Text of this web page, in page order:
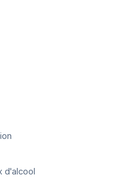
d'alcool